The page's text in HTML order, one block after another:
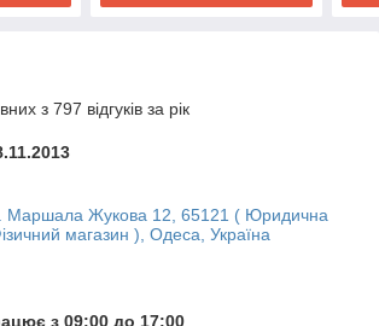
з 797 відгуків за рік
Маршала Жукова 12, 65121 ( Юридична
магазин ), Одеса, Україна
з 09:00 до 17:00